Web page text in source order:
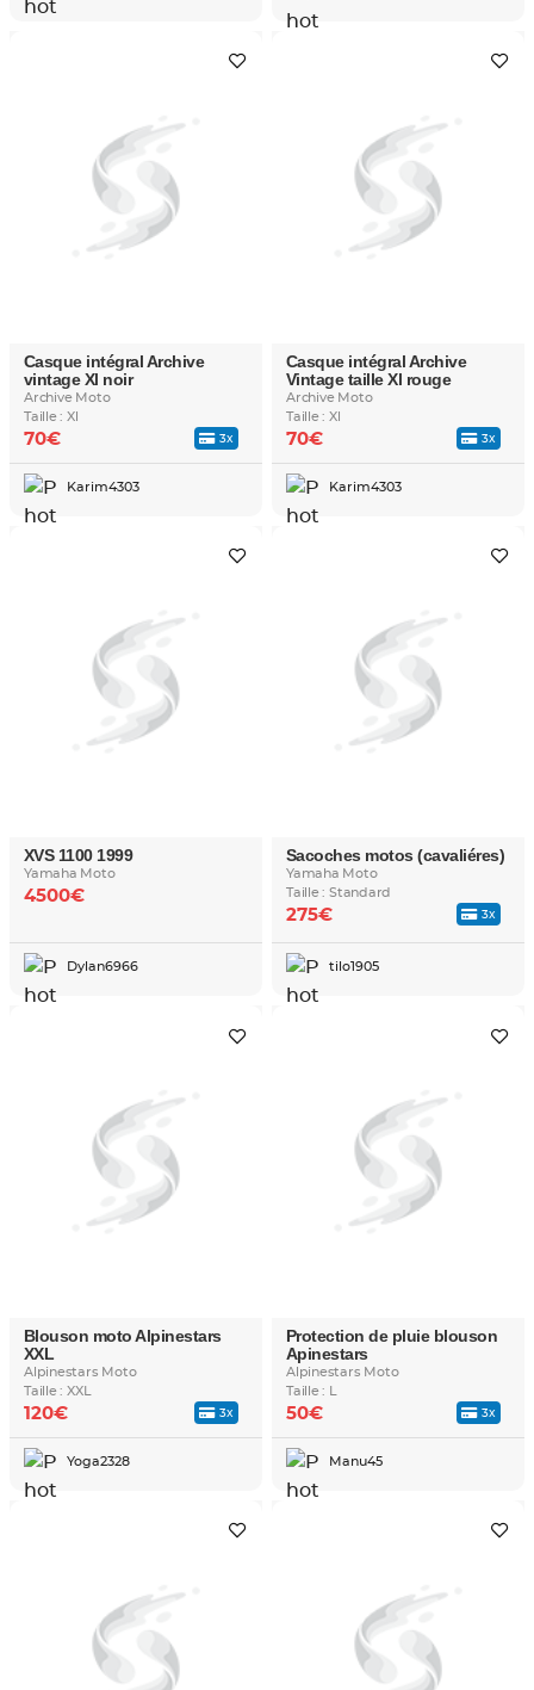
Casque intégral Archive
vintage Xl noir
Archive Moto
Taille : Xl
3x
70€
Karim4303
Casque intégral Archive
Vintage taille Xl rouge
Archive Moto
Taille : Xl
3x
70€
Karim4303
XVS 1100 1999
Yamaha Moto
4500€
Dylan6966
Sacoches motos (cavaliéres)
Yamaha Moto
Taille : Standard
3x
275€
tilo1905
Blouson moto Alpinestars
XXL
Alpinestars Moto
Taille : XXL
3x
120€
Yoga2328
Protection de pluie blouson
Apinestars
Alpinestars Moto
Taille : L
3x
50€
Manu45